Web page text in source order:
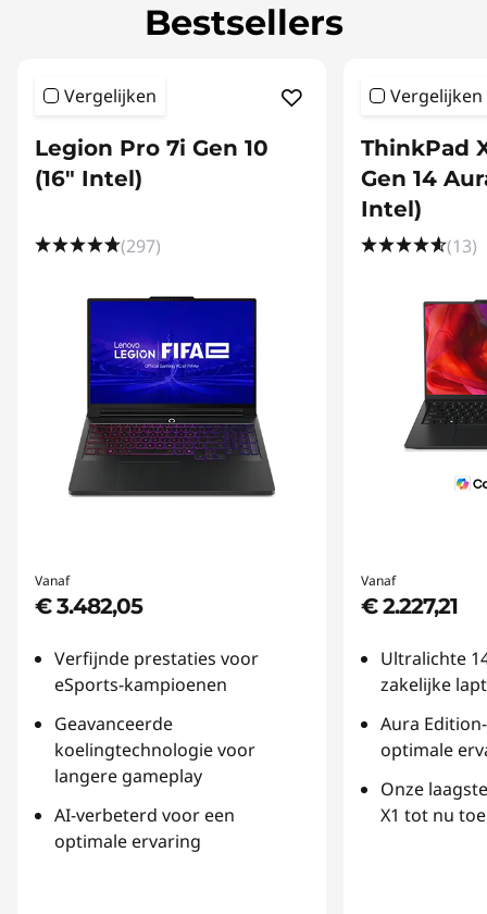
Bestsellers
Vergelijken
Legion Pro 7i Gen 10
(16" Intel)
(297)
Vanaf
€ 3.482,05
Verfijnde prestaties voor
eSports-kampioenen
Geavanceerde
koelingtechnologie voor
langere gameplay
AI-verbeterd voor een
optimale ervaring
Vergelijken
ThinkPad
Gen 14
Intel)
(13)
Vanaf
€ 2.227,21
Ultralichte
zakelijke
Aura
optimale
Onze
X1 tot nu toe